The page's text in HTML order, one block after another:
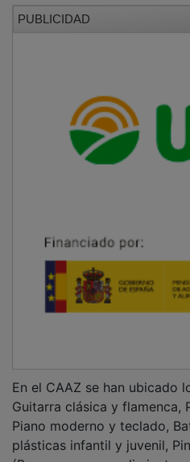
Guitarra clásica y flamenca,
Piano moderno y teclado,
plásticas infantil y juvenil,
(Procesos y procedimientos